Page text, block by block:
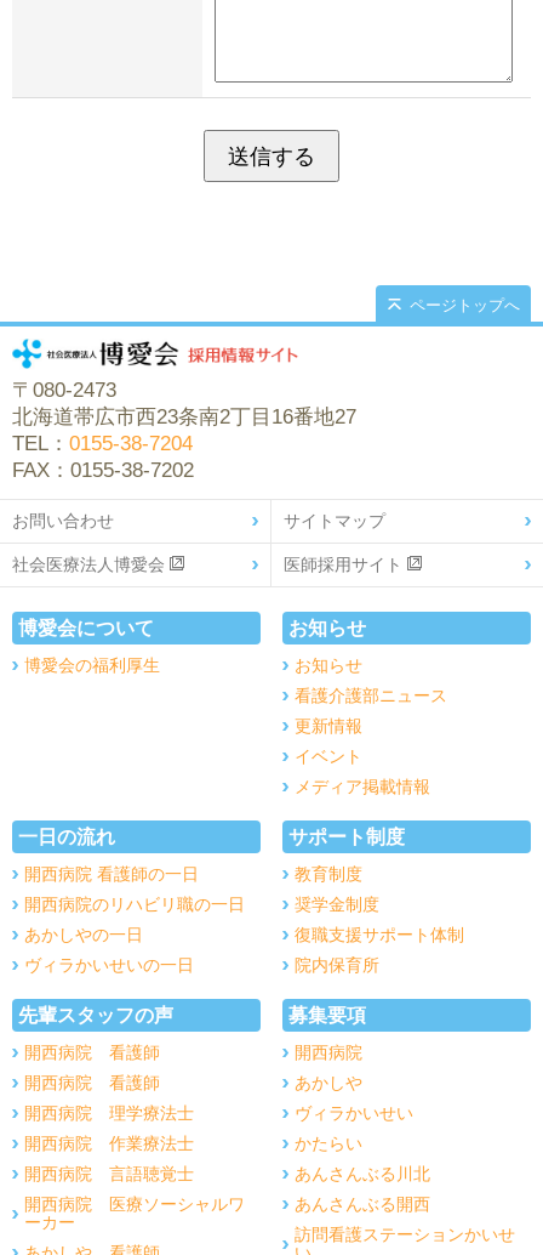
ページトップへ
〒080-2473
北海道帯広市西23条南2丁目16番地27
TEL： 0155-38-7204
FAX：0155-38-7202
お問い合わせ サイトマップ
社会医療法人博愛会 医師採用サイト
博愛会について
博愛会の福利厚生
お知らせ
お知らせ
看護介護部ニュース
更新情報
イベント
メディア掲載情報
一日の流れ
開西病院 看護師の一日
開西病院のリハビリ職の一日
あかしやの一日
ヴィラかいせいの一日
サポート制度
教育制度
奨学金制度
復職支援サポート体制
院内保育所
先輩スタッフの声
開西病院 看護師
開西病院 看護師
開西病院 理学療法士
開西病院 作業療法士
開西病院 言語聴覚士
開西病院 医療ソーシャルワ
ーカー
募集要項
開西病院
あかしや
ヴィラかいせい
かたらい
あんさんぶる川北
あんさんぶる開西
訪問看護ステーションかいせ